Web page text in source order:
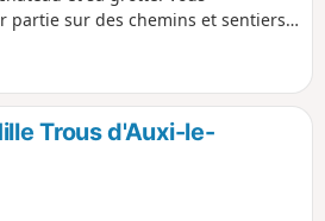
partie sur des chemins et sentiers
ce détail.
Trous d'Auxi-le-